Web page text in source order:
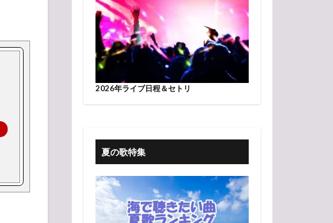
2026年ライブ日程＆セトリ
夏の歌特集